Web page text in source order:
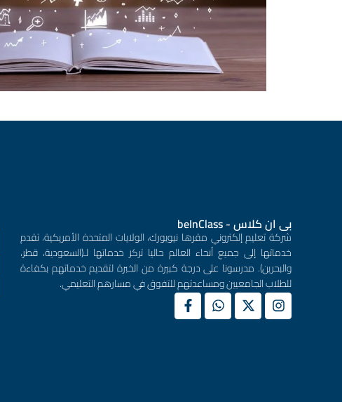
بى ان كلاس - beInClass
شركة تعليم إلكتروني مقرها نيويورك، الولايات المتحدة الأمريكية، تقدم
خدماتها إلى جميع أنحاء العالم حاليا تركز خدماتها لـ(السعودية، قطر،
والبحرين). مدرسونا على درجة كبيرة من الخبرة لتقديم خدماتهم بكفاءة
للطلاب الجامعيين ومساعدتهم للتفوق في مسارهم التعليمي.